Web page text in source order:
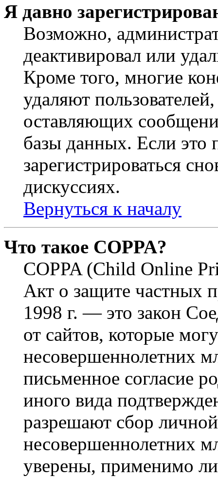
Я давно
Возможно,
деактивировал или
Кроме того, многие
удаляют
оставляющих
базы данных. Если это
зарегистрироваться
дискуссиях.
Вернуться к началу
Что такое COPPA?
COPPA (Child Online
Акт о защите частных
1998 г. — это закон
от сайтов, которые
несовершеннолетних
письменное согласие
иного вида
разрешают сбор
несовершеннолетних
уверены, применимо